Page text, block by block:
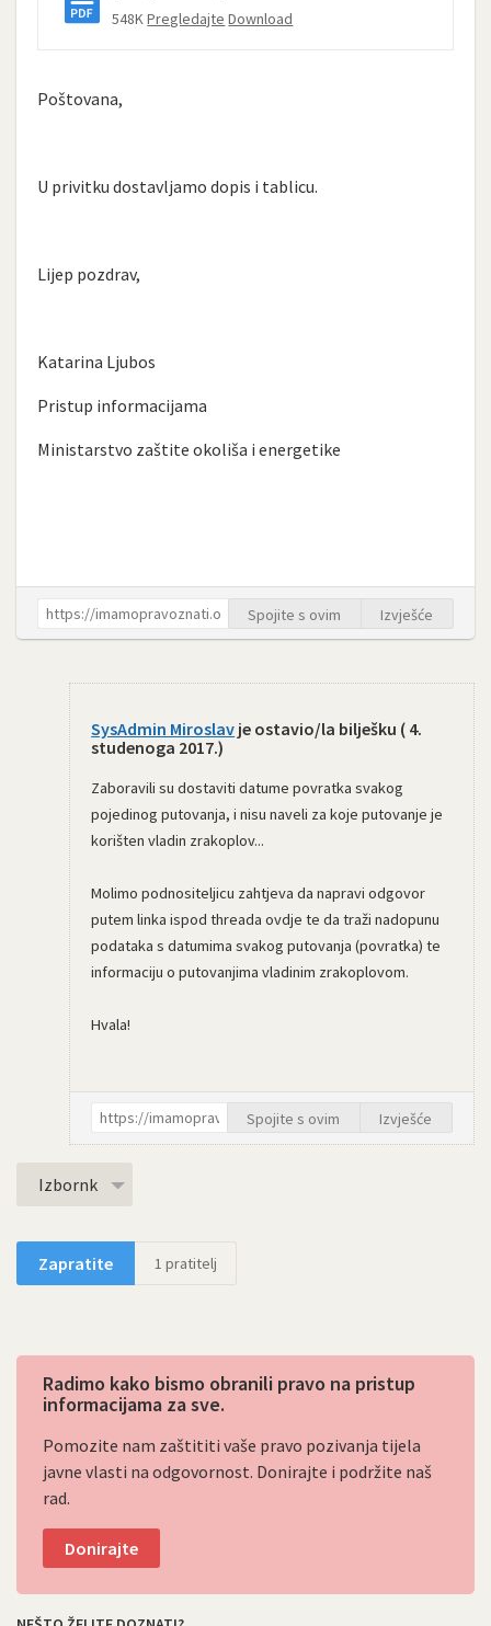
548KPregledajte Download
Poštovana,
U privitku dostavljamo dopis i tablicu.
Lijep pozdrav,
Katarina Ljubos
Pristup informacijama
Ministarstvo zaštite okoliša i energetike
Spojite s ovim Izvješće
SysAdmin Miroslav je ostavio/la bilješku ( 4.
studenoga 2017.)
Zaboravili su dostaviti datume povratka svakog
pojedinog putovanja, i nisu naveli za koje putovanje je
korišten vladin zrakoplov...
Molimo podnositeljicu zahtjeva da napravi odgovor
putem linka ispod threada ovdje te da traži nadopunu
podataka s datumima svakog putovanja (povratka) te
informaciju o putovanjima vladinim zrakoplovom.
Hvala!
Spojite s ovim Izvješće
Izbornk
Zapratite 1 pratitelj
Radimo kako bismo obranili pravo na pristup
informacijama za sve.
Pomozite nam zaštititi vaše pravo pozivanja tijela
javne vlasti na odgovornost. Donirajte i podržite naš
rad.
Donirajte